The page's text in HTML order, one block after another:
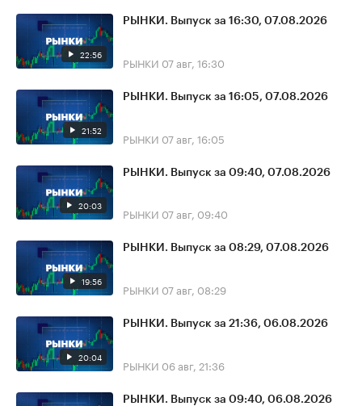
22:56
РЫНКИ. Выпуск за 16:30, 07.08.2026
РЫНКИ 07 авг, 16:30
21:52
РЫНКИ. Выпуск за 16:05, 07.08.2026
РЫНКИ 07 авг, 16:05
20:03
РЫНКИ. Выпуск за 09:40, 07.08.2026
РЫНКИ 07 авг, 09:40
19:56
РЫНКИ. Выпуск за 08:29, 07.08.2026
РЫНКИ 07 авг, 08:29
20:04
РЫНКИ. Выпуск за 21:36, 06.08.2026
РЫНКИ 06 авг, 21:36
РЫНКИ. Выпуск за 09:40, 06.08.2026